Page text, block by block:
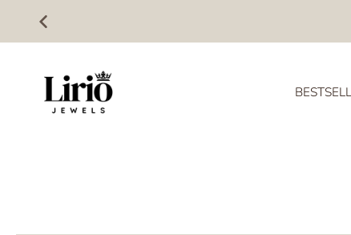
Preskočiť
na